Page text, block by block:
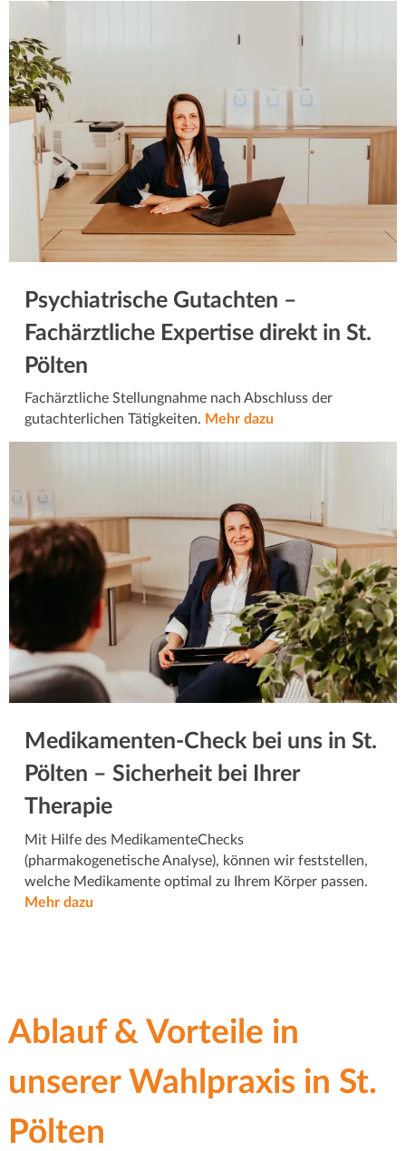
Psychiatrische Gutachten –
Fachärztliche Expertise direkt in St.
Pölten
Fachärztliche Stellungnahme nach Abschluss der
gutachterlichen Tätigkeiten. Mehr dazu
Medikamenten-Check bei uns in St.
Pölten – Sicherheit bei Ihrer
Therapie
Mit Hilfe des MedikamenteChecks
(pharmakogenetische Analyse), können wir feststellen,
welche Medikamente optimal zu Ihrem Körper passen.
Mehr dazu
Ablauf & Vorteile in
unserer Wahlpraxis in St.
Pölten